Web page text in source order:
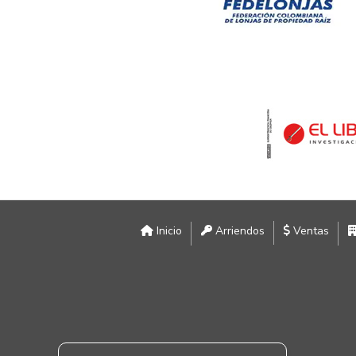
Inicio Arriendos Ventas